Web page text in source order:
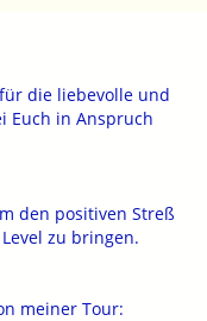
die liebevolle und
Euch in Anspruch
den positiven Streß
zu bringen.
meiner Tour: